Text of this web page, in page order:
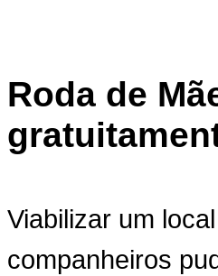
Roda de
Viabilizar um
companheiros